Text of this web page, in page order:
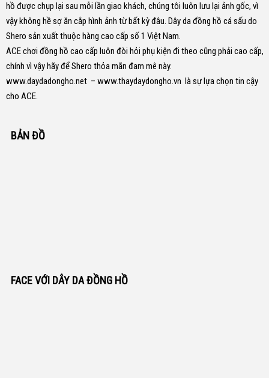
hồ được chụp lại sau mỗi lần giao khách, chúng tôi luôn lưu lại ảnh gốc, vì
vậy không hề sợ ăn cắp hình ảnh từ bất kỳ đâu. Dây da đồng hồ cá sấu do
Shero sản xuất thuộc hàng cao cấp số 1 Việt Nam.
ACE chơi đồng hồ cao cấp luôn đòi hỏi phụ kiện đi theo cũng phải cao cấp,
chính vì vậy hãy để Shero thỏa mãn đam mê này.
www.daydadongho.net – www.thaydaydongho.vn là sự lựa chọn tin cậy
cho ACE.
BẢN ĐỒ
FACE VỚI DÂY DA ĐỒNG HỒ